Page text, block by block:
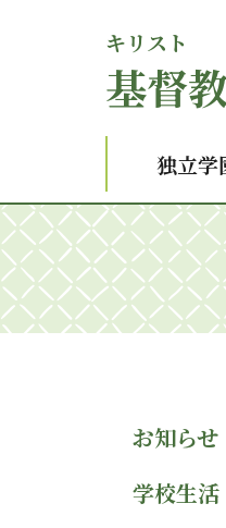
基督
キリスト
独立学
お知らせ
学校生活